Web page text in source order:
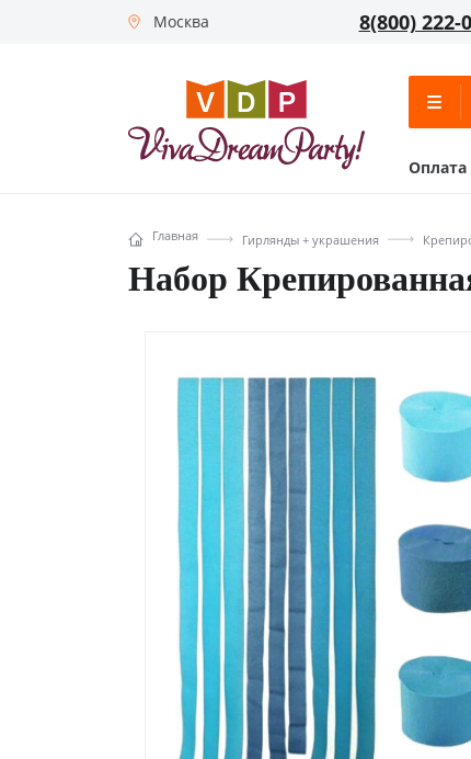
Москва 8(800) 222-
Оплата
Главная Гирлянды + украшения
Набор